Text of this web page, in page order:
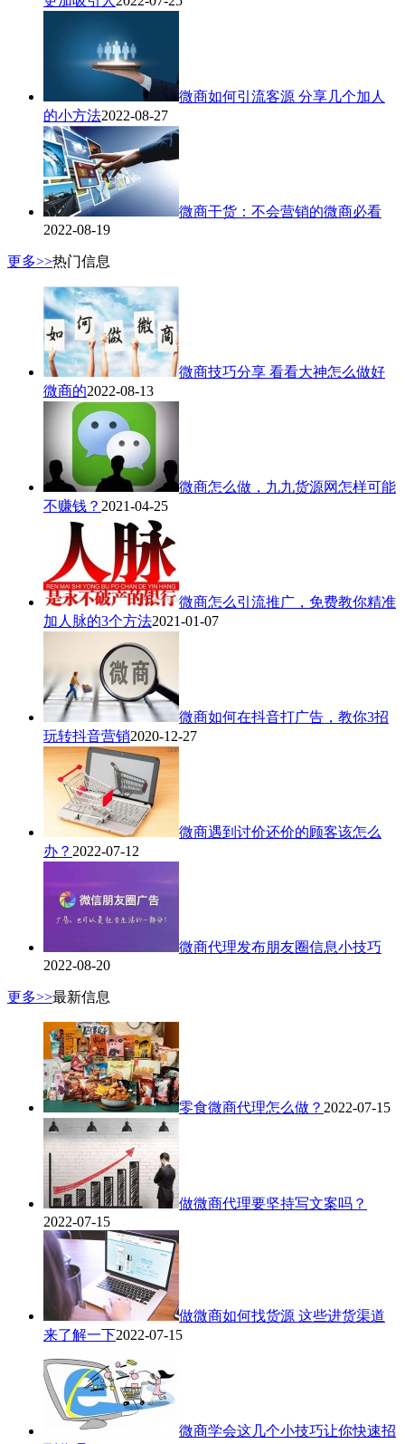
微商如何引流客源 分享几个加人
的小方法2022-08-27
微商干货：不会营销的微商必看
2022-08-19
更多>>热门信息
微商技巧分享 看看大神怎么做好
微商的2022-08-13
微商怎么做，九九货源网怎样可能
不赚钱？ 2021-04-25
微商怎么引流推广，免费教你精准
加人脉的3个方法2021-01-07
微商如何在抖音打广告，教你3招
玩转抖音营销2020-12-27
微商遇到讨价还价的顾客该怎么
办？ 2022-07-12
微商代理发布朋友圈信息小技巧
2022-08-20
更多>>最新信息
零食微商代理怎么做？ 2022-07-15
做微商代理要坚持写文案吗？
2022-07-15
做微商如何找货源 这些进货渠道
来了解一下2022-07-15
微商学会这几个小技巧让你快速招